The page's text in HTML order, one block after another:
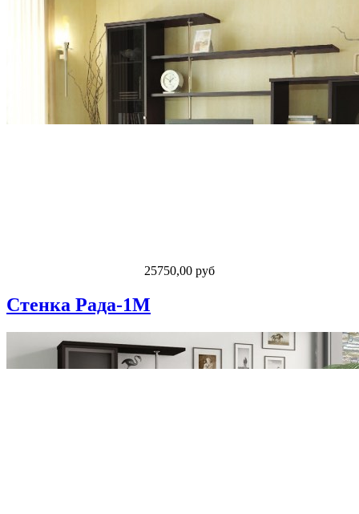
25750,00 руб
Стенка Рада-1М